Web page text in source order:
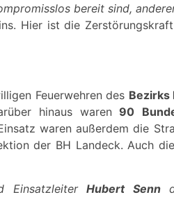
bereit sind,
Hier ist die
Feuerwehren des Bezirks
hinaus waren 90
waren außerdem die
der BH Landeck. Auch
EinsatzleiterHubert Senn